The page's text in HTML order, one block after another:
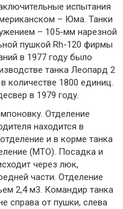
испытания
– Юма. Танки
– 105-мм нарезной
пушкой Rh-120 фирмы
в 1977 году было
танка Леопард 2
количестве 1800 единиц.
в 1979 году.
Отделение
находится в
и в корме танка
(МТО). Посадка и
через люк,
части. Отделение
2,4 м3. Командир танка
справа от пушки, слева